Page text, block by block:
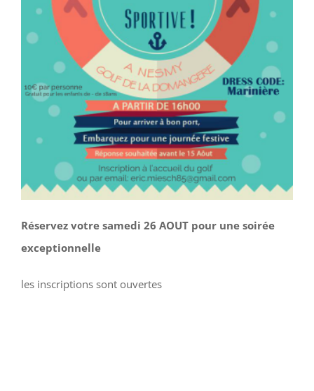
Réservez votre samedi 26 AOUT pour une soirée
exceptionnelle
les inscriptions sont ouvertes